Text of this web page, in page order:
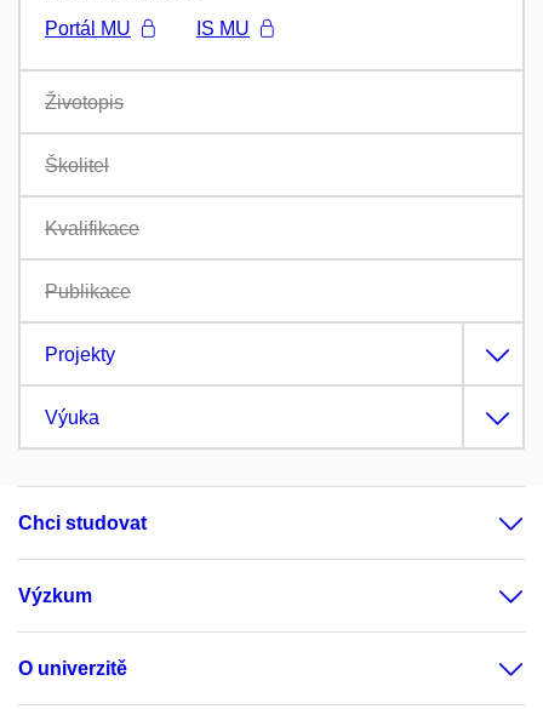
Portál MU
IS MU
Životopis
Školitel
Kvalifikace
Publikace
Projekty
Výuka
Chci studovat
Výzkum
O univerzitě